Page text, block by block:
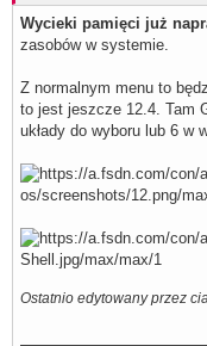
Wycieki pamięci już
zasobów w systemie.
Z normalnym menu to
to jest jeszcze 12.4. Tam
układy do wyboru lub 6 w
Ostatnio edytowany przez